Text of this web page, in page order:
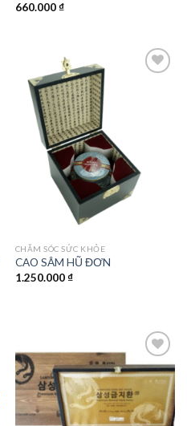
660.000₫
CHĂM SÓC SỨC KHỎE
CAO SÂM HŨ ĐƠN
1.250.000₫
Add to
wishlist